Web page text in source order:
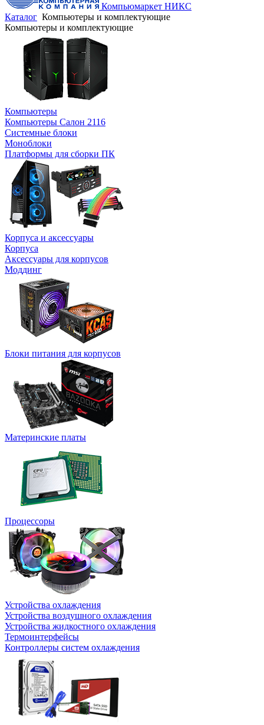
Компьюмаркет НИКС
Каталог Компьютеры и комплектующие
Компьютеры и комплектующие
Компьютеры
Компьютеры Салон 2116
Системные блоки
Моноблоки
Платформы для сборки ПК
Корпуса и аксессуары
Корпуса
Аксессуары для корпусов
Моддинг
Блоки питания для корпусов
Материнские платы
Процессоры
Устройства охлаждения
Устройства воздушного охлаждения
Устройства жидкостного охлаждения
Термоинтерфейсы
Контроллеры систем охлаждения